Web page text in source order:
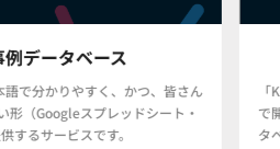
データベース
で分かりやすく、かつ、皆さん
形（Googleスプレッドシート・
するサービスです。
で
タ